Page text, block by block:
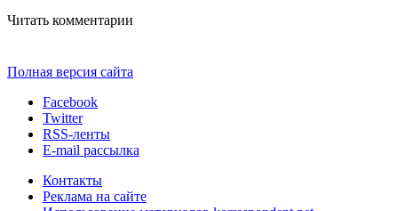
Читать комментарии
Полная версия сайта
Facebook
Twitter
RSS-ленты
E-mail рассылка
Контакты
Реклама на сайте